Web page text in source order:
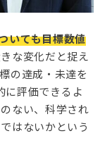
いても目標数値
な変化だと捉え
の達成・未達を
に評価できるよ
ない、科学され
はないかという